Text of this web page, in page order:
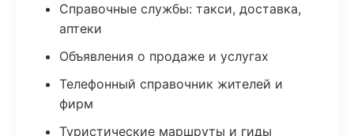
Справочные службы: такси, доставка,
аптеки
Объявления о продаже и услугах
Телефонный справочник жителей и
фирм
Туристические маршруты и гиды